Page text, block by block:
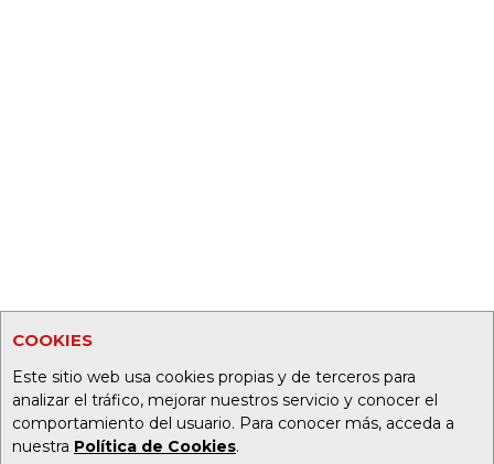
COOKIES
Este sitio web usa cookies propias y de terceros para
analizar el tráfico, mejorar nuestros servicio y conocer el
comportamiento del usuario. Para conocer más, acceda a
nuestra Política de Cookies.